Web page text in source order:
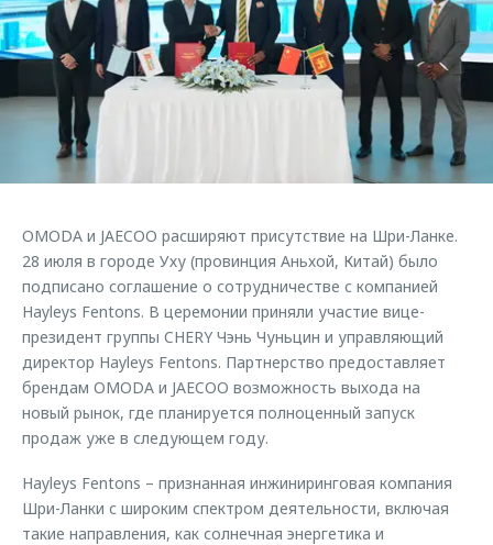
Страхование
Кредитный калькулятор
Аксессуары
Одежда и сувениры
Оригинальные аксессуары
Трейд-ин
Калькулятор трейд-ин
Клиентская поддержка
O&J Автоклуб
Клуб владельцев OMODA
Приложение O&J
Аксессуары
Оригинальные аксессуары
Запчасти
Обратная связь
OMODA и JAECOO расширяют присутствие на Шри-Ланке.
28 июля в городе Уху (провинция Аньхой, Китай) было
подписано соглашение о сотрудничестве с компанией
Hayleys Fentons. В церемонии приняли участие вице-
президент группы CHERY Чэнь Чуньцин и управляющий
директор Hayleys Fentons. Партнерство предоставляет
брендам OMODA и JAECOO возможность выхода на
новый рынок, где планируется полноценный запуск
продаж уже в следующем году.
Hayleys Fentons – признанная инжиниринговая компания
Шри-Ланки с широким спектром деятельности, включая
такие направления, как солнечная энергетика и